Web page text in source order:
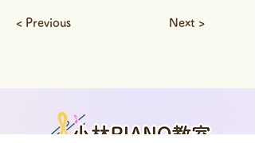
< Previous Next >